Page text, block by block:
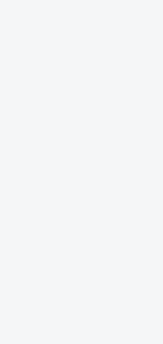
L’épargne retraite
Ces formes d’épargne retraite
récent et rassemble les contrats
La retraite par capitalisation fonctionne
l’accumulation d’un stock de capital,
revenus des travailleurs (cotisations),
Lorsque le travailleur prend sa retraite,
le retraité reçoit les revenus de son
épargne) progressivement son
besoins. Dans ce cas, si la mort
du capital, le capital restant sera
cas contraire, le retraité se retrouve
être secouru par la solidarité
le capital (ou une partie de ce
viagère : un revenu fixe, indexé ou